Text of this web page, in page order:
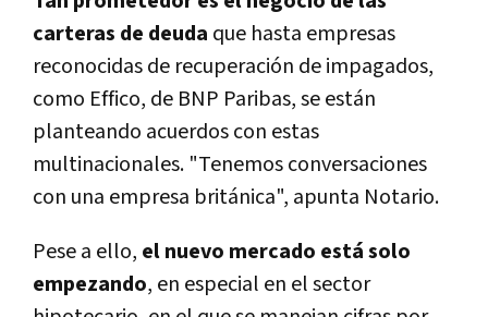
carteras de deuda que hasta empresas
reconocidas de recuperación de impagados,
como Effico, de BNP Paribas, se están
planteando acuerdos con estas
multinacionales. "Tenemos conversaciones
con una empresa británica", apunta Notario.
Pese a ello, el nuevo mercado está solo
empezando, en especial en el sector